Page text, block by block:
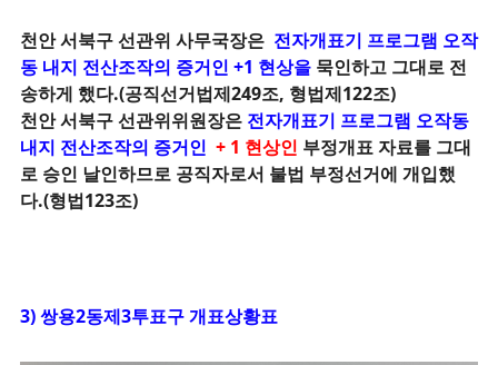
천안 서북구 선관위 사무국장은 전자개표기 프로그램 오작
동 내지 전산조작의 증거인 +1 현상을 묵인하고 그대로 전
송하게 했다.(공직선거법제249조, 형법제122조)
천안 서북구 선관위위원장은 전자개표기 프로그램 오작동
내지 전산조작의 증거인 + 1 현상인 부정개표 자료를 그대
로 승인 날인하므로 공직자로서 불법 부정선거에 개입했
다.(형법123조)
3) 쌍용2동제3투표구 개표상황표